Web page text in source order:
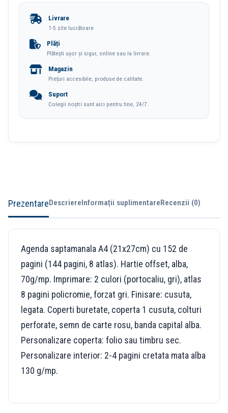
Albastru
Petrol
Lux
Livrare
1-5 zile lucrătoare
Plăți
Plătești ușor și sigur, online sau la livrare.
Magazin
Prețuri accesibile, produse de calitate.
Suport
Colegii noștri sunt aici pentru tine, 24/7.
PrezentareDescriereInformații suplimentareRecenzii (0)
Agenda saptamanala A4 (21x27cm) cu 152 de
pagini (144 pagini, 8 atlas). Hartie offset, alba,
70g/mp. Imprimare: 2 culori (portocaliu, gri), atlas
8 pagini policromie, forzat gri. Finisare: cusuta,
legata. Coperti buretate, coperta 1 cusuta, colturi
perforate, semn de carte rosu, banda capital alba.
Personalizare coperta: folio sau timbru sec.
Personalizare interior: 2-4 pagini cretata mata alba
130 g/mp.